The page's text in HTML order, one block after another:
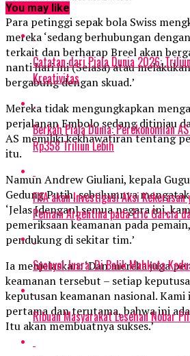
Para petinggi sepak bola Swiss
mereka ‘sedang berhubungan
terkait dan berharap Breel akan
nanti hari ini (Selasa) atau
bergabung dengan skuad.’
Mereka tidak mengungkapkan
perjalanan Embolo sedang ditinjau
AS memiliki kekhawatiran tentang
itu.
Namun Andrew Giuliani, kepala
Gedung Putih, sebelumnya
‘Jelas [dengan] semua negara ini,
pemeriksaan keamanan pada
pendukung di sekitar tim.’
Ia menjelaskan: ‘Dan mereka juga
keamanan tersebut – setiap
keputusan keamanan nasional.
pertama dan terutama, bahwa ini
Itu akan membuatnya sukses.’
You may like
Catatan dari Piala Dunia 2026:
Kreativitas
Berkah Piala Dunia: Perekonomian
Rp358 Triliun Lebih
FIFA akan Investigasi Aksi
Pemain Argentina pada Eric Garcia
Spanyol Juara: Di Balik Mahkota
Ribuan Masyarakat Lesehan Nobar